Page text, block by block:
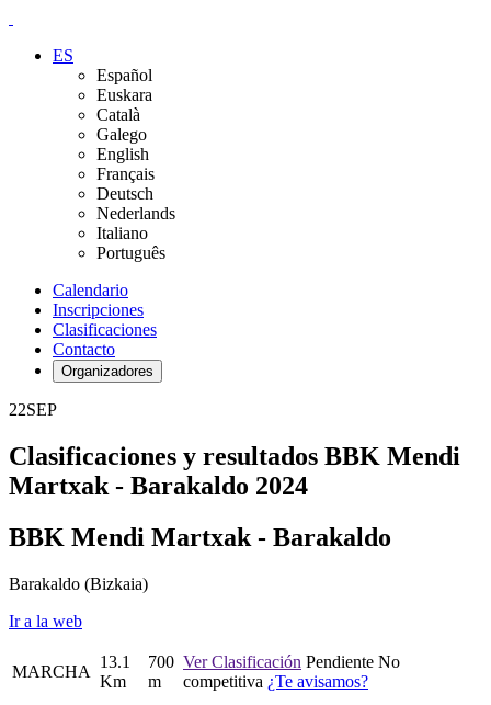
ES
Español
Euskara
Català
Galego
English
Français
Deutsch
Nederlands
Italiano
Português
Calendario
Inscripciones
Clasificaciones
Contacto
Organizadores
22SEP
Clasificaciones y resultados BBK Mendi
Martxak - Barakaldo 2024
BBK Mendi Martxak - Barakaldo
Barakaldo (Bizkaia)
Ir a la web
MARCHA
13.1
Km
700
m
Ver Clasificación Pendiente No
competitiva ¿Te avisamos?